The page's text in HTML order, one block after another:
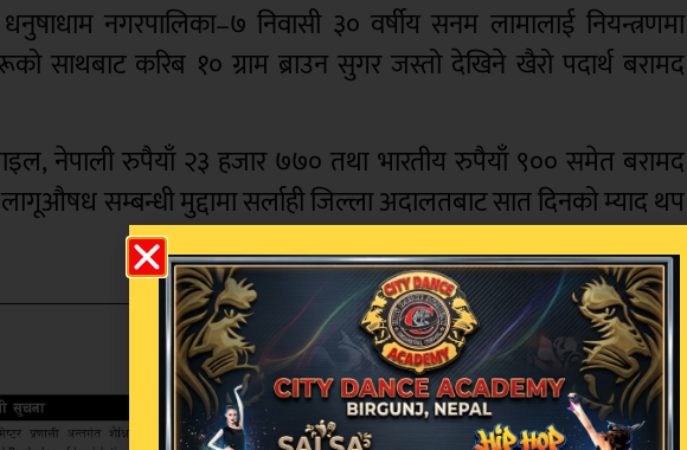
नगरपालिका–७ निवासी ३० वर्षीय सनम लामालाई नियन्त्रणमा
साथबाट करिब १० ग्राम ब्राउन सुगर जस्तो देखिने खैरो पदार्थ बरामद
नेपाली रुपैयाँ २३ हजार ७७० तथा भारतीय रुपैयाँ ९०० समेत बरामद
सम्बन्धी मुद्दामा सर्लाही जिल्ला अदालतबाट सात दिनको म्याद थप